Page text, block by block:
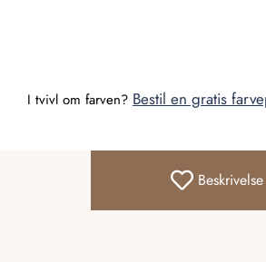
I tvivl om farven? Bestil en gratis
Beskrivelse